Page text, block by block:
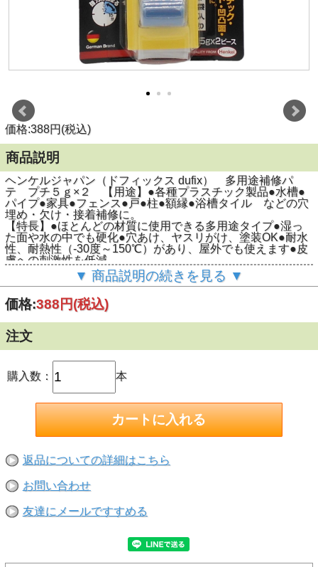
価格:388円(税込)
商品説明
ヘンケルジャパン（ドフィックス dufix） 多用途補修パ
テ プチ５ｇ×２ 【用途】●各種プラスチック製品●水槽●
パイプ●家具●フェンス●戸●柱●額縁●浴槽タイル などの穴
埋め・欠け・接着補修に。
【特長】●ほとんどの材質に使用できる多用途タイプ●湿っ
た面や水の中でも硬化●穴あけ、ヤスリがけ、塗装OK●耐水
性、耐熱性（-30度～150℃）があり、屋外でも使えます●皮
膚への刺激性を低減
▼ 商品説明の続きを見る ▼
価格:388円(税込)
注文
購入数： 本
返品についての詳細はこちら
お問い合わせ
友達にメールですすめる